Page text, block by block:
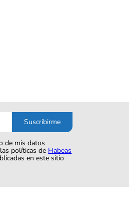
Suscribirme
de mis datos
políticas de Habeas
en este sitio